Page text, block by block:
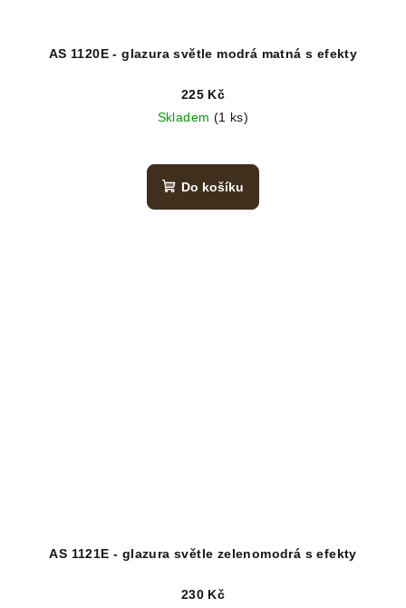
AS 1120E - glazura světle modrá matná s efekty
225 Kč
Skladem (1 ks)
Do košíku
AS 1121E - glazura světle zelenomodrá s efekty
230 Kč